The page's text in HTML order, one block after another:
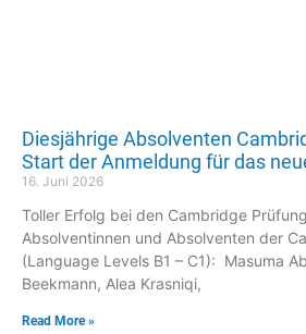
Diesjährige Absolventen
Start der Anmeldung für das
16. Juni 2026
Toller Erfolg bei den Cambridge
Absolventinnen und Absolventen der
(Language Levels B1 – C1): Masuma
Beekmann, Alea Krasniqi,
Read More »